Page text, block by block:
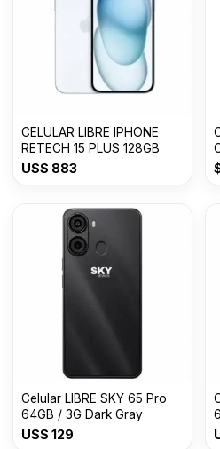
CELULAR LIBRE IPHONE
RETECH 15 PLUS 128GB
U$S 883
Celular LIBRE SKY 65 Pro
64GB / 3G Dark Gray
U$S 129